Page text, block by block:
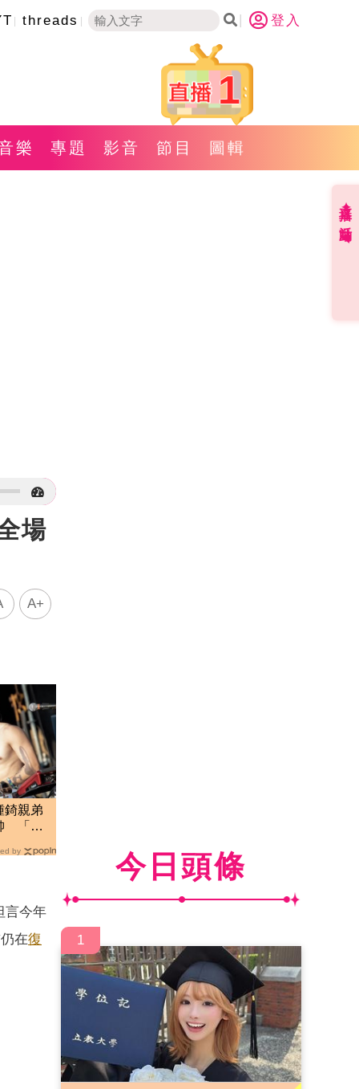
threads 登入
1
樂 專題 影音 節目 圖輯
場
A+
錡親弟
「海
by
言今年
在復
今日頭條
1
直播✦活動